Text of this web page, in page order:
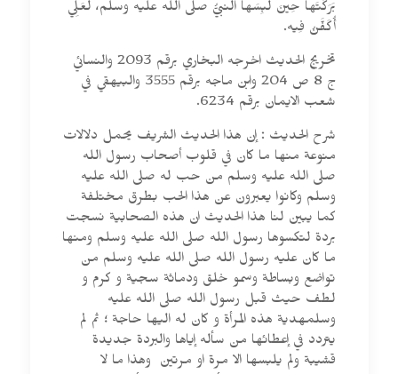
بَرَكَتَها حِينَ لَبِسَها النبيُّ صلى الله عليه وسلم، لَعَلِّي
أُكَفَّنُ فِيه.
تخريج الحديث اخرجه البخاري برقم 2093 والنسائي
ج 8 ص 204 وابن ماجه برقم 3555 والبيهقي في
شعب الايمان برقم 6234.
شرح الحديث : إن هذا الحديث الشريف يحمل دلالات
منوعة منها ما كان في قلوب أصحاب رسول الله
صلى الله عليه وسلم من حب له صلى الله عليه
وسلم وكانوا يعبرون عن هذا الحب بطرق مختلفة
كما يبين لنا هذا الحديث ان هذه الصحابية نسجت
بردة لتكسوها رسول الله صلى الله عليه وسلم ومنها
ما كان عليه رسول الله صلى الله عليه وسلم من
تواضع وبساطة وسمو خلق ودماثة سجية و كرم و
لطف حيث قبل رسول الله صلى الله عليه
وسلمهدية هذه المرأة و كان له اليها حاجة ؛ ثم لم
يتردد في إعطائها من سأله إياها والبردة جديدة
قشيبة ولم يلبسها الا مرة او مرتين وهذا ما لا